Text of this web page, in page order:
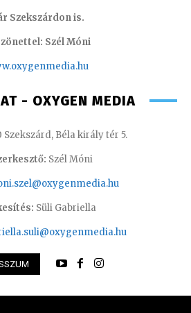
Szekszárdon is.
Szél Móni
- OXYGEN MEDIA
Szekszárd, Béla király tér 5.
Szél Móni
Süli Gabriella